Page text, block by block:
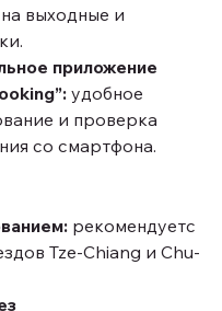
выходные и
приложение
удобное
и проверка
со смартфона.
рекомендуетс
Tze-Chiang и Chu-